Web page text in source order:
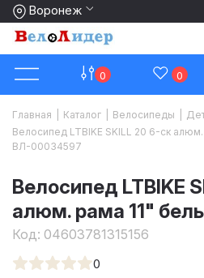
Воронеж
0 0
Главная Каталог Велосипеды
Велосипед LTBIKE SKILL 20 6-ск
ВЛ-00034597
Велосипед LTBIKE
алюм. рама 11"
Код: 04603781315156
0